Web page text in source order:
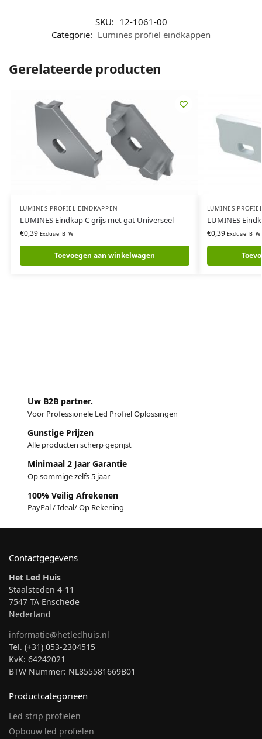
SKU: 12-1061-00
Categorie: Lumines profiel eindkappen
Gerelateerde producten
LUMINES PROFIEL EINDKAPPEN
LUMINES Eindkap C grijs met gat Universeel
€0,39 Exclusief BTW
Toevoegen aan winkelwagen
LUMINES
LUMINES
€0,39 Exclusief BTW
Uw B2B partner.
Voor Professionele Led Profiel Oplossingen
Gunstige Prijzen
Alle producten scherp geprijst
Minimaal 2 Jaar Garantie
Op sommige zelfs 5 jaar
100% Veilig Afrekenen
PayPal / Ideal/ Op Rekening
Contactgegevens
Het Led Huis
Staalsteden 4-11
7547 TA Enschede
Nederland
informatie@hetledhuis.nl
Tel. (+31) 053-2304515
KvK: 64242021
BTW Nummer: NL855581669B01
Productcategorieën
Led strip profielen
Opbouw led profielen